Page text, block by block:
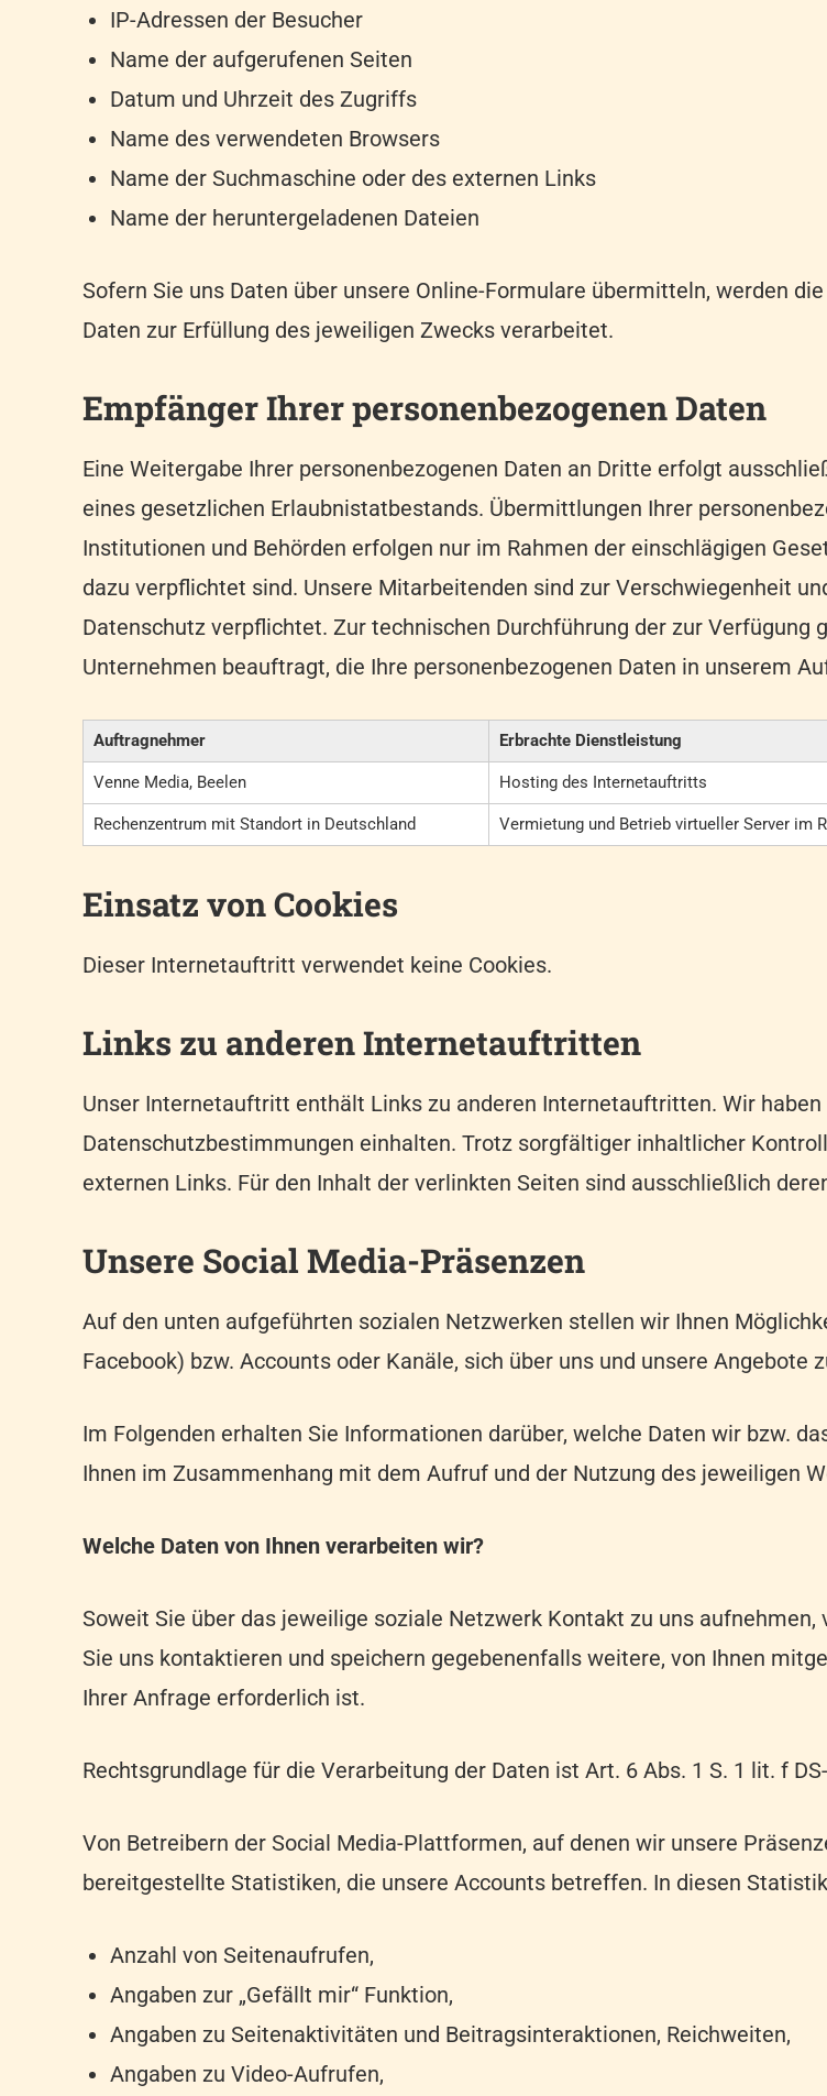
IP-Adressen der Besucher
Name der aufgerufenen Seiten
Datum und Uhrzeit des Zugriffs
Name des verwendeten Browsers
Name der Suchmaschine oder des externen Links
Name der heruntergeladenen Dateien
Sofern Sie uns Daten über unsere Online-Formulare übermitteln, werden
Daten zur Erfüllung des jeweiligen Zwecks verarbeitet.
Empfänger Ihrer personenbezogenen Daten
Eine Weitergabe Ihrer personenbezogenen Daten an Dritte erfolgt
eines gesetzlichen Erlaubnistatbestands. Übermittlungen Ihrer
Institutionen und Behörden erfolgen nur im Rahmen der einschlägigen
dazu verpflichtet sind. Unsere Mitarbeitenden sind zur Verschwiegenheit
Datenschutz verpflichtet. Zur technischen Durchführung der zur
Unternehmen beauftragt, die Ihre personenbezogenen Daten in unserem
Auftragnehmer Erbrachte Dienstleistung
Venne Media, Beelen Hosting des Internetauftritts
Rechenzentrum mit Standort in Deutschland Vermietung und Betrieb virtueller Server im
Einsatz von Cookies
Dieser Internetauftritt verwendet keine Cookies.
Links zu anderen Internetauftritten
Unser Internetauftritt enthält Links zu anderen Internetauftritten. Wir
Datenschutzbestimmungen einhalten. Trotz sorgfältiger inhaltlicher
externen Links. Für den Inhalt der verlinkten Seiten sind ausschließlich
Unsere Social Media-Präsenzen
Auf den unten aufgeführten sozialen Netzwerken stellen wir Ihnen
Facebook) bzw. Accounts oder Kanäle, sich über uns und unsere
Im Folgenden erhalten Sie Informationen darüber, welche Daten wir bzw.
Ihnen im Zusammenhang mit dem Aufruf und der Nutzung des jeweiligen
Welche Daten von Ihnen verarbeiten wir?
Soweit Sie über das jeweilige soziale Netzwerk Kontakt zu uns
Sie uns kontaktieren und speichern gegebenenfalls weitere, von Ihnen
Ihrer Anfrage erforderlich ist.
Rechtsgrundlage für die Verarbeitung der Daten ist Art. 6 Abs. 1 S. 1 lit. f
Von Betreibern der Social Media-Plattformen, auf denen wir unsere
bereitgestellte Statistiken, die unsere Accounts betreffen. In diesen
Anzahl von Seitenaufrufen,
Angaben zur „Gefällt mir“ Funktion,
Angaben zu Seitenaktivitäten und Beitragsinteraktionen, Reichweiten,
Angaben zu Video-Aufrufen,